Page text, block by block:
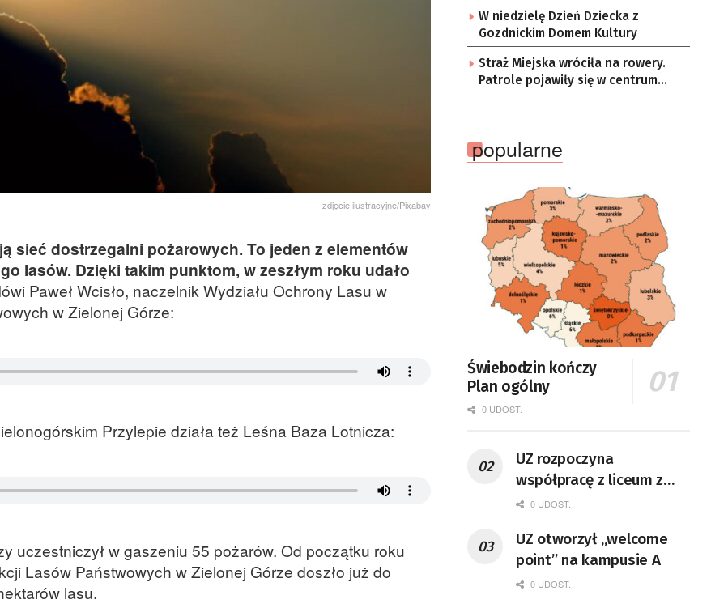
zdjęcie ilustracyjne/Pixabay
sieć dostrzegalni pożarowych. To jeden z elementów
lasów. Dzięki takim punktom, w zeszłym roku udało
Paweł Wcisło, naczelnik Wydziału Ochrony Lasu w
w Zielonej Górze:
Przylepie działa też Leśna Baza Lotnicza:
uczestniczył w gaszeniu 55 pożarów. Od początku roku
Lasów Państwowych w Zielonej Górze doszło już do
lasu.
W niedzielę Dzień Dziecka z
Gozdnickim Domem Kultury
Straż Miejska wróciła na rowery.
Patrole pojawiły się w centrum
popularne
Świebodzin kończy
Plan ogólny
0 UDOST.
UZ rozpoczyna
współpracę z liceum z
Sulechowa
0 UDOST.
UZ otworzył „welcome
point” na kampusie A
0 UDOST.